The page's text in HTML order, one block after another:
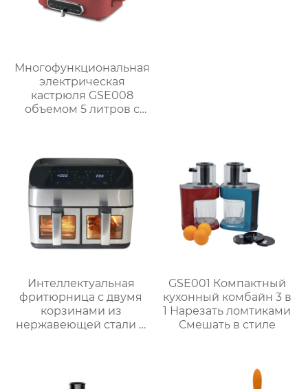
Многофункциональная
электрическая
кастрюля GSE008
объемом 5 литров с
пару, варки, тушения и
жарки.
Интеллектуальная
фритюрница с двумя
корзинами из
нержавеющей стали и
GSE001 Компактный
кухонный комбайн 3 в
1 Нарезать ломтиками
Смешать в стиле